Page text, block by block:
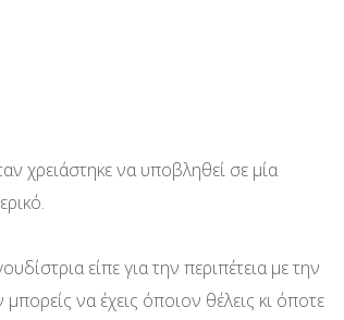
χρειάστηκε να υποβληθεί σε μία
είπε για την περιπέτεια με την
να έχεις όποιον θέλεις κι όποτε